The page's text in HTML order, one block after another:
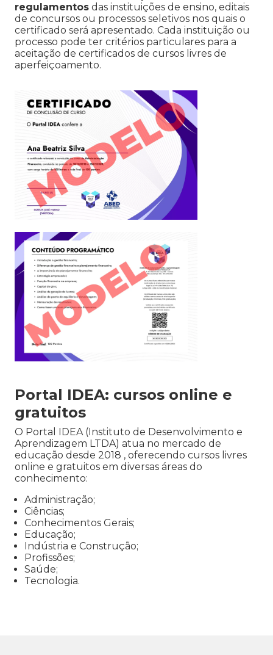
regulamentos das instituições de ensino, editais
de concursos ou processos seletivos nos quais o
certificado será apresentado. Cada instituição ou
processo pode ter critérios particulares para a
aceitação de certificados de cursos livres de
aperfeiçoamento.
Portal IDEA: cursos online e
gratuitos
O Portal IDEA (Instituto de Desenvolvimento e
Aprendizagem LTDA) atua no mercado de
educação desde 2018 , oferecendo cursos livres
online e gratuitos em diversas áreas do
conhecimento:
Administração;
Ciências;
Conhecimentos Gerais;
Educação;
Indústria e Construção;
Profissões;
Saúde;
Tecnologia.